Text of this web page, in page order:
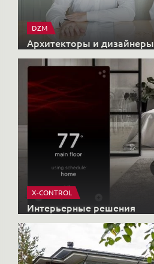
DZM
Архитекторы и дизайнеры
X-CONTROL
Интерьерные решения